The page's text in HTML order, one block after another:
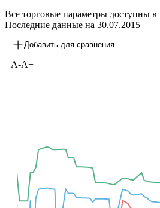
Все торговые параметры доступны
Последние данные на 30.07.2015
Добавить для сравнения